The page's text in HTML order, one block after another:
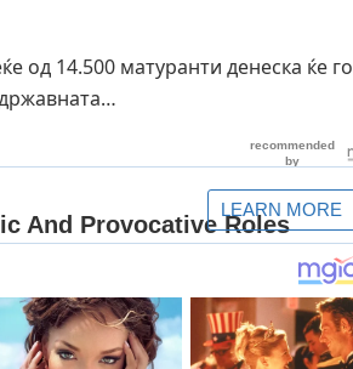
од 14.500 матуранти денеска ќе го